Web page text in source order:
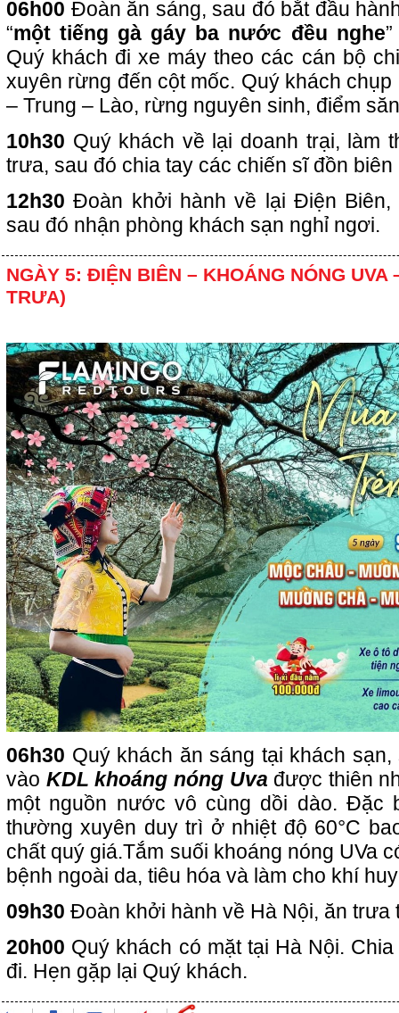
06h00 Đoàn ăn sáng, sau đó bắt đầu
“một tiếng gà gáy ba nước đều nghe
Quý khách đi xe máy theo các cán bộ
xuyên rừng đến cột mốc. Quý khách
– Trung – Lào, rừng nguyên sinh, điểm
10h30 Quý khách về lại doanh trại, làm
trưa, sau đó chia tay các chiến sĩ đồn biên
12h30Đoàn khởi hành về lại Điện Biên,
sau đó nhận phòng khách sạn nghỉ ngơi.
NGÀY 5: ĐIỆN BIÊN – KHOÁNG NÓNG UVA
TRƯA)
06h30 Quý khách ăn sáng tại khách
vào KDL khoáng nóng Uva được thiên
một nguồn nước vô cùng dồi dào. Đặc
thường xuyên duy trì ở nhiệt độ 60°C
chất quý giá.Tắm suối khoáng nóng UVa
bệnh ngoài da, tiêu hóa và làm cho khí
09h30 Đoàn khởi hành về Hà Nội, ăn trưa
20h00 Quý khách có mặt tại Hà Nội.
đi. Hẹn gặp lại Quý khách.